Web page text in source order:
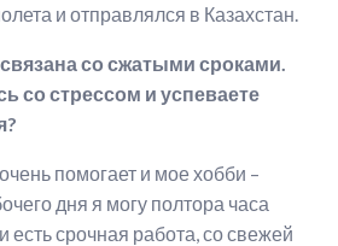
и отправлялся в Казахстан.
связана со сжатыми сроками.
со стрессом и успеваете
помогает и мое хобби –
дня я могу полтора часа
есть срочная работа, со свежей